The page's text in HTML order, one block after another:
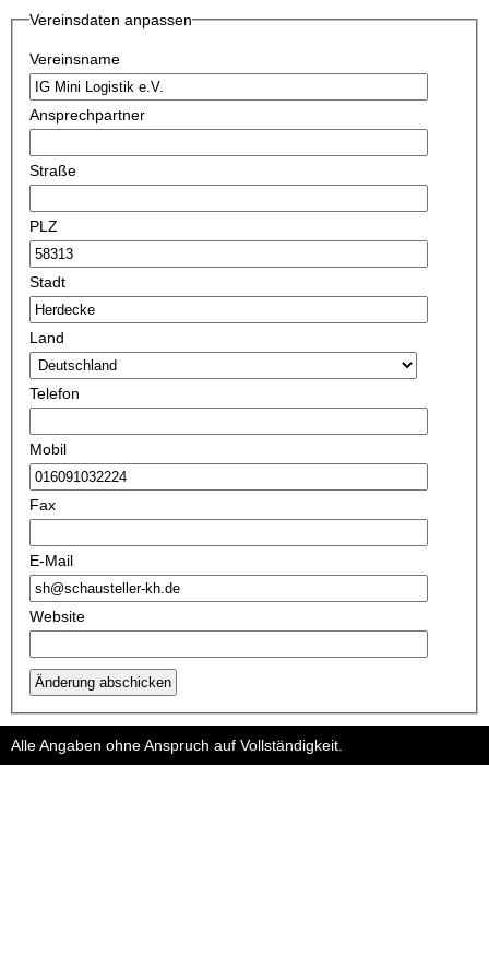
Vereinsdaten anpassen
Vereinsname
Ansprechpartner
Straße
PLZ
Stadt
Land
Telefon
Mobil
Fax
E-Mail
Website
Änderung abschicken
Alle Angaben ohne Anspruch auf Vollständigkeit.